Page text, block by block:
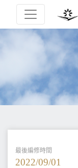
最後編修時間
2022/09/01